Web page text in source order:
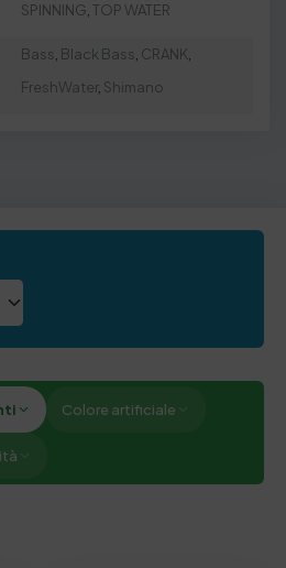
SPINNING,TOP WATER
Bass, Black Bass, CRANK,
FreshWater, Shimano
Colore artificiale